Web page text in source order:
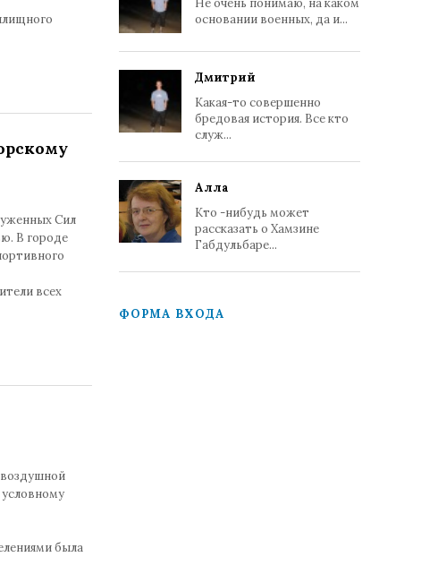
Сил
В городе
всех
была
Не очень понимаю, на каком
основании военных, да и...
Дмитрий
Какая-то совершенно
бредовая история. Все кто
служ...
Алла
Кто -нибудь может
рассказать о Хамзине
Габдульбаре...
ФОРМА ВХОДА